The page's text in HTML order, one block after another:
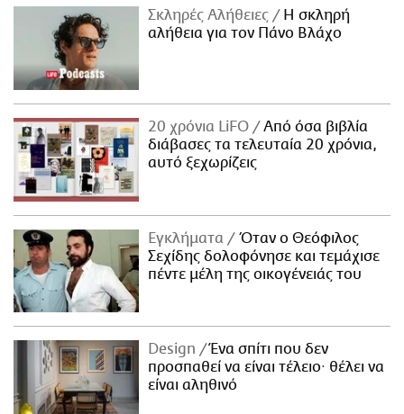
Σκληρές Αλήθειες
H σκληρή
αλήθεια για τον Πάνο Βλάχο
20 χρόνια LiFO
Από όσα βιβλία
διάβασες τα τελευταία 20 χρόνια,
αυτό ξεχωρίζεις
Εγκλήματα
Όταν ο Θεόφιλος
Σεχίδης δολοφόνησε και τεμάχισε
πέντε μέλη της οικογένειάς του
Design
Ένα σπίτι που δεν
προσπαθεί να είναι τέλειο· θέλει να
είναι αληθινό